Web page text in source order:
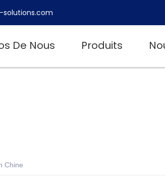
solutions.com
De Nous Produits
Chine